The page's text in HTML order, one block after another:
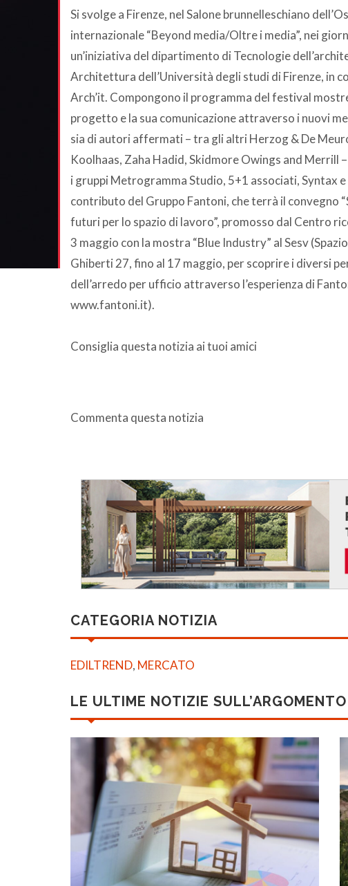
Si svolge a Firenze, nel Salone brunnelleschiano
internazionale “Beyond media/Oltre i media”, nei
un’iniziativa del dipartimento di Tecnologie
Architettura dell’Università degli studi di Firenze, in
Arch’it. Compongono il programma del festival
progetto e la sua comunicazione attraverso i nuovi
sia di autori affermati – tra gli altri Herzog & De
Koolhaas, Zaha Hadid, Skidmore Owings and Merrill
i gruppi Metrogramma Studio, 5+1 associati, Syntax
contributo del Gruppo Fantoni, che terrà il convegno
futuri per lo spazio di lavoro”, promosso dal Centro
3 maggio con la mostra “Blue Industry” al Sesv
Ghiberti 27, fino al 17 maggio, per scoprire i diversi
dell’arredo per ufficio attraverso l’esperienza di
www.fantoni.it).
Consiglia questa notizia ai tuoi amici
Commenta questa notizia
CATEGORIA NOTIZIA
EDILTREND, MERCATO
LE ULTIME NOTIZIE SULL’ARGOMENTO